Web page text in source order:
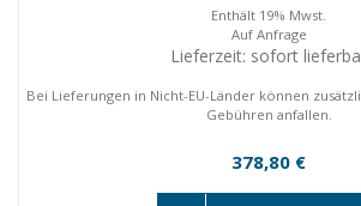
Enthält 19% Mwst.
Auf Anfrage
Lieferzeit: sofort
Bei Lieferungen in Nicht-EU-Länder können
Gebühren anfallen.
378,80 €